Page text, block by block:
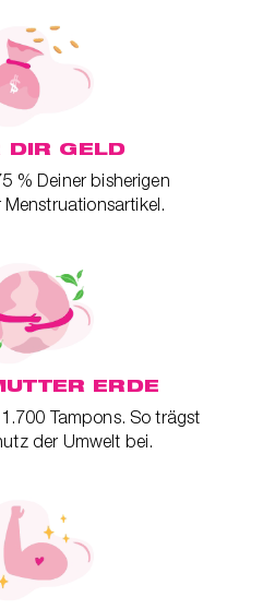
DIR GELD
% Deiner bisherigen
ERDE
Tampons. So trägst
der Umwelt bei.